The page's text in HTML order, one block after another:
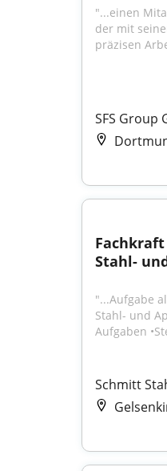
"...einen
der mit
präzisen
SFS Group
Fachkraft
Stahl-
"...Aufgabe
Stahl- und
Aufgaben
Schmitt